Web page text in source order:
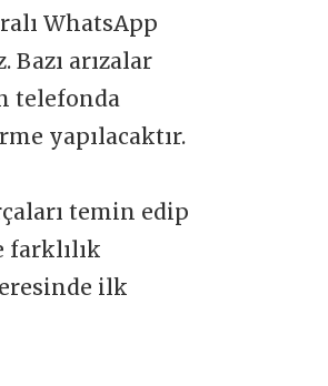
WhatsApp
arızalar
telefonda
yapılacaktır.
temin edip
farklılık
ilk